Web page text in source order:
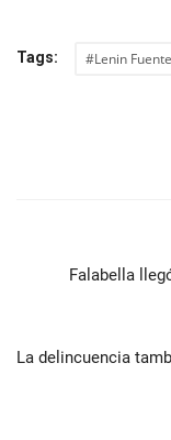
Tags: #Lenin
Falabella
La delincuencia